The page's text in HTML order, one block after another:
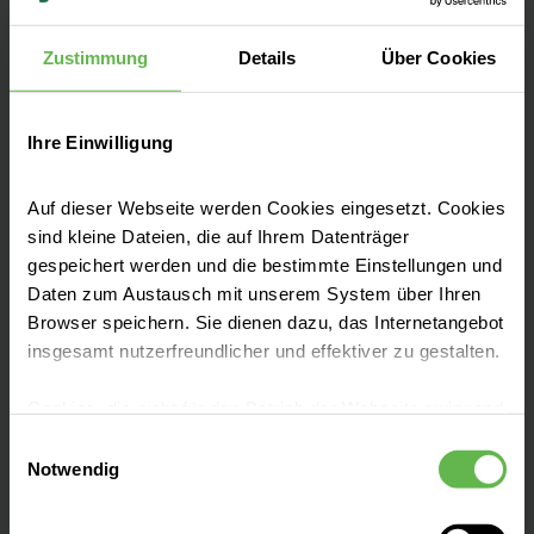
Zustimmung Details Über Cookies
Ihre Einwilligung
Auf dieser Webseite werden Cookies eingesetzt. Cookies
sind kleine Dateien, die auf Ihrem Datenträger
gespeichert werden und die bestimmte Einstellungen und
Daten zum Austausch mit unserem System über Ihren
Browser speichern. Sie dienen dazu, das Internetangebot
insgesamt nutzerfreundlicher und effektiver zu gestalten.
eingesetzt werden.
Es steht Ihnen frei, unsere Seite mit nur den notwendigen
Notwendig
Anfahrt auf Google Maps
Tel:0203 546 0
Leistungen finden
Anfahrt & Parken